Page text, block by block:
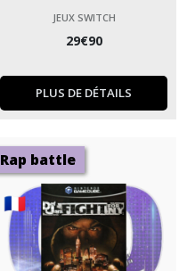
JEUX SWITCH
29€90
PLUS DE DÉTAILS
Rap battle